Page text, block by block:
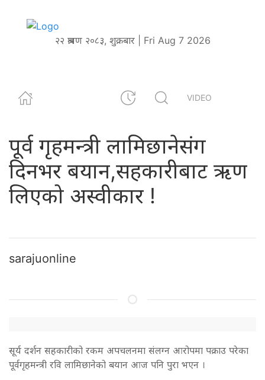
२२ श्रावण २०८३, शुक्रबार | Fri Aug 7 2026
VIDEO
पूर्व गृहमन्त्री लामिछानेसंग
दिनभर बयान,सहकारीबाट ऋण
लिएको अस्वीकार !
sarajuonline
सूर्य दर्शन सहकारीको रकम अपचलनमा संलग्न आरोपमा पक्राउ परेका
पूर्वगृहमन्त्री रवि लामिछानेको बयान आज पनि पुरा भएन ।